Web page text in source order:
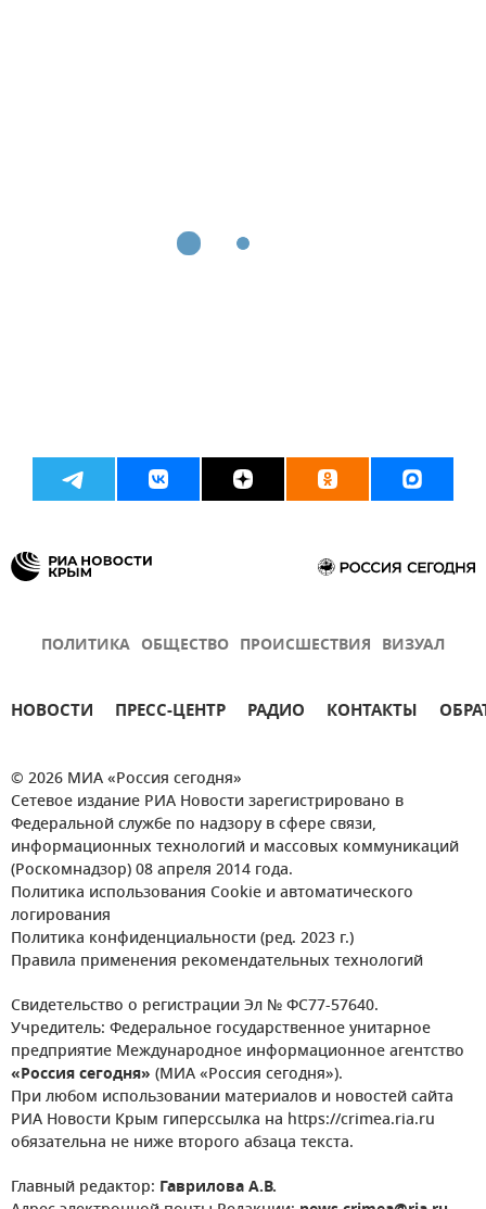
ПОЛИТИКА ОБЩЕСТВО ПРОИСШЕСТВИЯ ВИЗУАЛ
НОВОСТИ ПРЕСС-ЦЕНТР РАДИО КОНТАКТЫ
© 2026 МИА «Россия сегодня»
Сетевое издание РИА Новости зарегистрировано в
Федеральной службе по надзору в сфере связи,
информационных технологий и массовых коммуникаций
(Роскомнадзор) 08 апреля 2014 года.
Политика использования Cookie и автоматического
логирования
Политика конфиденциальности (ред. 2023 г.)
Правила применения рекомендательных технологий
Свидетельство о регистрации Эл № ФС77-57640.
Учредитель: Федеральное государственное унитарное
предприятие Международное информационное агентство
«Россия сегодня» (МИА «Россия сегодня»).
При любом использовании материалов и новостей сайта
РИА Новости Крым гиперссылка на https://crimea.ria.ru
обязательна не ниже второго абзаца текста.
Главный редактор: Гаврилова А.В.